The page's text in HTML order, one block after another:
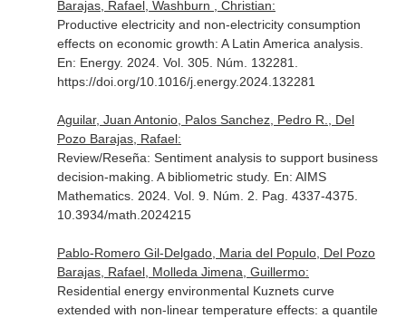
Barajas, Rafael, Washburn , Christian:
Productive electricity and non-electricity consumption
effects on economic growth: A Latin America analysis.
En: Energy. 2024. Vol. 305. Núm. 132281.
https://doi.org/10.1016/j.energy.2024.132281
Aguilar, Juan Antonio, Palos Sanchez, Pedro R., Del
Pozo Barajas, Rafael:
Review/Reseña: Sentiment analysis to support business
decision-making. A bibliometric study. En: AIMS
Mathematics. 2024. Vol. 9. Núm. 2. Pag. 4337-4375.
10.3934/math.2024215
Pablo-Romero Gil-Delgado, Maria del Populo, Del Pozo
Barajas, Rafael, Molleda Jimena, Guillermo:
Residential energy environmental Kuznets curve
extended with non-linear temperature effects: a quantile